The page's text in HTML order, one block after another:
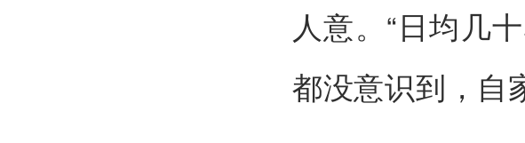
人意。“日均几
都没意识到，自